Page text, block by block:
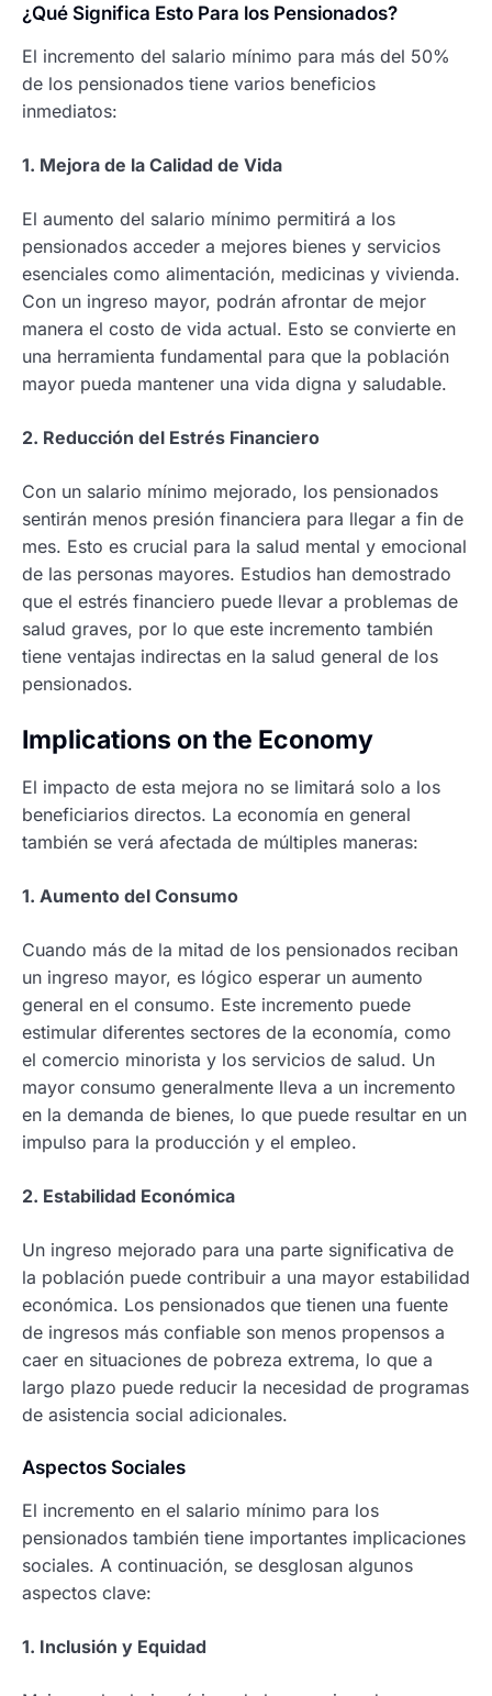
¿Qué Significa Esto Para los Pensionados?
El incremento del salario mínimo para más del 50%
de los pensionados tiene varios beneficios
inmediatos:
1. Mejora de la Calidad de Vida
El aumento del salario mínimo permitirá a los
pensionados acceder a mejores bienes y servicios
esenciales como alimentación, medicinas y vivienda.
Con un ingreso mayor, podrán afrontar de mejor
manera el costo de vida actual. Esto se convierte en
una herramienta fundamental para que la población
mayor pueda mantener una vida digna y saludable.
2. Reducción del Estrés Financiero
Con un salario mínimo mejorado, los pensionados
sentirán menos presión financiera para llegar a fin de
mes. Esto es crucial para la salud mental y emocional
de las personas mayores. Estudios han demostrado
que el estrés financiero puede llevar a problemas de
salud graves, por lo que este incremento también
tiene ventajas indirectas en la salud general de los
pensionados.
Implications on the Economy
El impacto de esta mejora no se limitará solo a los
beneficiarios directos. La economía en general
también se verá afectada de múltiples maneras:
1. Aumento del Consumo
Cuando más de la mitad de los pensionados reciban
un ingreso mayor, es lógico esperar un aumento
general en el consumo. Este incremento puede
estimular diferentes sectores de la economía, como
el comercio minorista y los servicios de salud. Un
mayor consumo generalmente lleva a un incremento
en la demanda de bienes, lo que puede resultar en un
impulso para la producción y el empleo.
2. Estabilidad Económica
Un ingreso mejorado para una parte significativa de
la población puede contribuir a una mayor estabilidad
económica. Los pensionados que tienen una fuente
de ingresos más confiable son menos propensos a
caer en situaciones de pobreza extrema, lo que a
largo plazo puede reducir la necesidad de programas
de asistencia social adicionales.
Aspectos Sociales
El incremento en el salario mínimo para los
pensionados también tiene importantes implicaciones
sociales. A continuación, se desglosan algunos
aspectos clave:
1. Inclusión y Equidad